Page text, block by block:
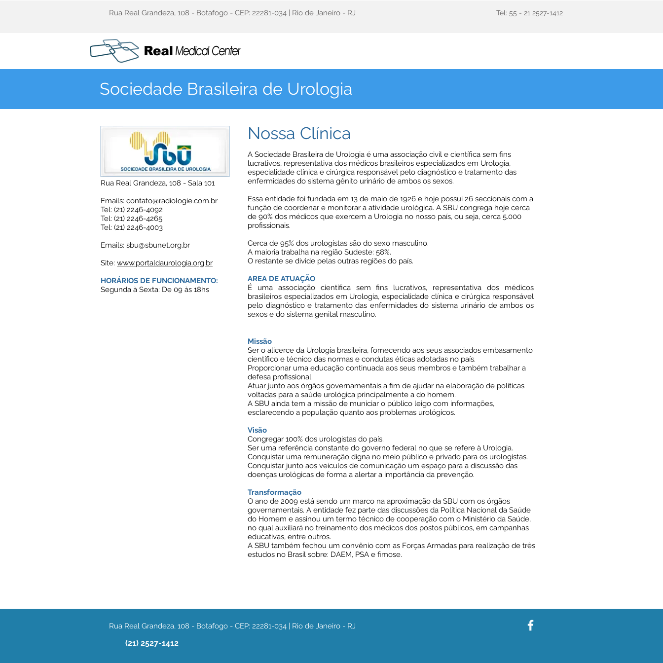
Rua Real Grandeza, 108 - Botafogo - CEP: 22281-034 | Rio de Janeiro - RJ Tel: 55 - 21 2527-1412
Sociedade Brasileira de Urologia
Nossa Clínica
A Sociedade Brasileira de Urologia é uma associação civil e científica sem fins
lucrativos, representativa dos médicos brasileiros especializados em Urologia,
especialidade clínica e cirúrgica responsável pelo diagnóstico e tratamento das
enfermidades do sistema gênito urinário de ambos os sexos.
Essa entidade foi fundada em 13 de maio de 1926 e hoje possui 26 seccionais com a
função de coordenar e monitorar a atividade urológica. A SBU congrega hoje cerca
de 90% dos médicos que exercem a Urologia no nosso país, ou seja, cerca 5.000
profissionais.
Cerca de 95% dos urologistas são do sexo masculino.
A maioria trabalha na região Sudeste: 58%.
O restante se divide pelas outras regiões do país.
AREA DE ATUAÇÃO
É uma associação científica sem fins lucrativos, representativa dos médicos
brasileiros especializados em Urologia, especialidade clínica e cirúrgica responsável
pelo diagnóstico e tratamento das enfermidades do sistema urinário de ambos os
sexos e do sistema genital masculino.
Missão
Ser o alicerce da Urologia brasileira, fornecendo aos seus associados embasamento
científico e técnico das normas e condutas éticas adotadas no país.
Proporcionar uma educação continuada aos seus membros e também trabalhar a
defesa profissional.
Atuar junto aos órgãos governamentais a fim de ajudar na elaboração de políticas
voltadas para a saúde urológica principalmente a do homem.
A SBU ainda tem a missão de municiar o público leigo com informações,
esclarecendo a população quanto aos problemas urológicos.
Visão
Congregar 100% dos urologistas do país.
Ser uma referência constante do governo federal no que se refere à Urologia.
Conquistar uma remuneração digna no meio público e privado para os urologistas.
Conquistar junto aos veículos de comunicação um espaço para a discussão das
doenças urológicas de forma a alertar a importância da prevenção.
Transformação
O ano de 2009 está sendo um marco na aproximação da SBU com os órgãos
governamentais. A entidade fez parte das discussões da Política Nacional da Saúde
do Homem e assinou um termo técnico de cooperação com o Ministério da Saúde,
no qual auxiliará no treinamento dos médicos dos postos públicos, em campanhas
educativas, entre outros.
A SBU também fechou um convênio com as Forças Armadas para realização de três
estudos no Brasil sobre: DAEM, PSA e fimose.
Rua Real Grandeza, 108 - Sala 101
Emails: contato@radiologie.com.br
Tel: (21) 2246-4092
Tel: (21) 2246-4265
Tel: (21) 2246-4003
Emails: sbu@sbunet.org.br
Site: www.portaldaurologia.org.br
HORÁRIOS DE FUNCIONAMENTO:
Segunda à Sexta: De 09 às 18hs
Rua Real Grandeza, 108 - Botafogo - CEP: 22281-034 | Rio de Janeiro - RJ
(21) 2527-1412